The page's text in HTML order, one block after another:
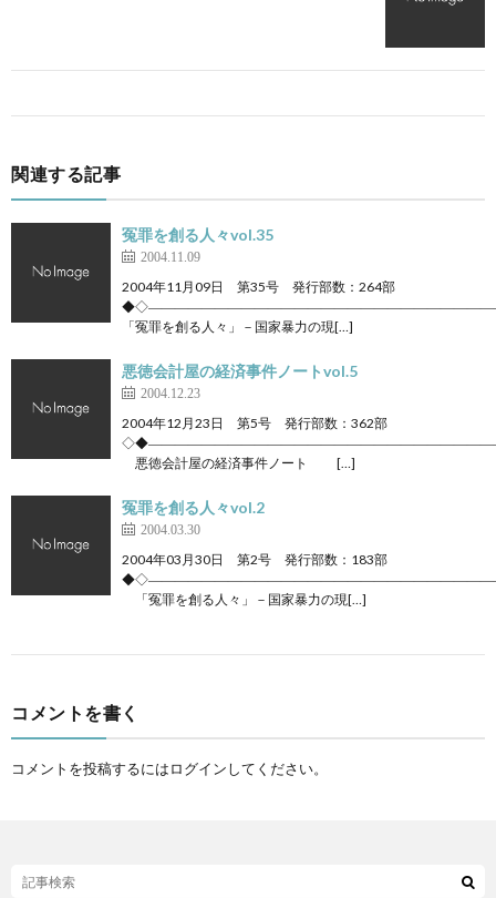
関連する記事
冤罪を創る人々vol.35
2004.11.09
2004年11月09日 第35号 発行部数：264部
「冤罪を創る人々」－国家暴力の現[…]
悪徳会計屋の経済事件ノートvol.5
2004.12.23
2004年12月23日 第5号 発行部数：362部
悪徳会計屋の経済事件ノート […]
冤罪を創る人々vol.2
2004.03.30
2004年03月30日 第2号 発行部数：183部
「冤罪を創る人々」－国家暴力の現[…]
コメントを書く
コメントを投稿するにはログインしてください。